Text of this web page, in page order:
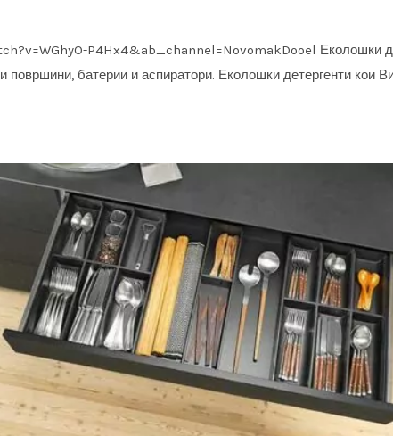
P4Hx4&ab_channel=NovomakDooel Еколошки
површини, батерии и аспиратори. Еколошки детергенти кои